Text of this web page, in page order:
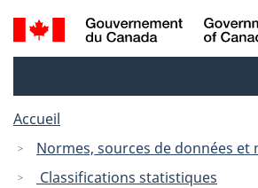
Passer
au
Passer
à
Recherche
et
Accueil
Normes, sources de données et
Classifications statistiques